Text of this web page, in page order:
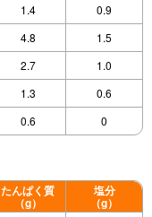
1.4 0.9
4.8 1.5
2.7 1.0
1.3 0.6
0.6 0
たんぱく質
（g）
塩分
（g）